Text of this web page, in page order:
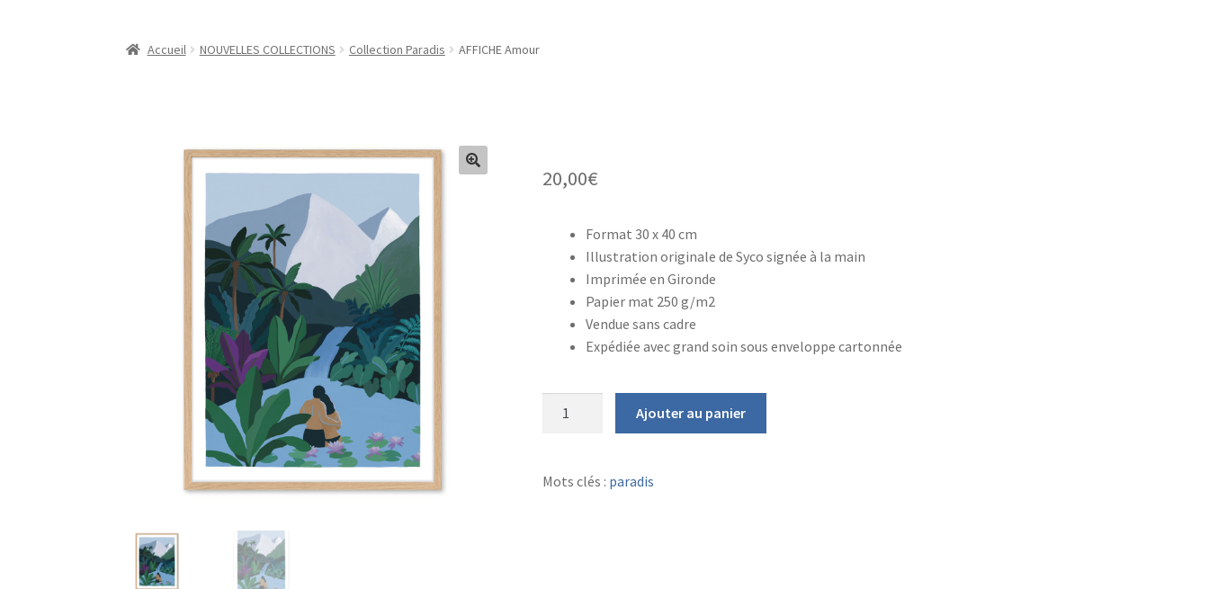
Accueil NOUVELLES COLLECTIONS Collection Paradis AFFICHE Amour
20,00€
Format 30 x 40 cm
Illustration originale de Syco signée à la main
Imprimée en Gironde
Papier mat 250 g/m2
Vendue sans cadre
Expédiée avec grand soin sous enveloppe cartonnée
Ajouter au panier
Mots clés : paradis